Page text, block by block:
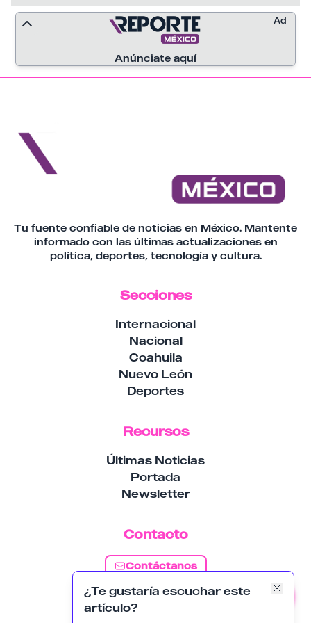
¿Te gustaría escuchar este
artículo?
protegiendo el medio ambiente y
promoviendo un futuro sustentable, con
Anúnciate aquí
Ad
Tu fuente confiable de noticias en México. Mantente
informado con las últimas actualizaciones en
política, deportes, tecnología y cultura.
Secciones
Internacional
Nacional
Coahuila
Nuevo León
Deportes
Recursos
Últimas Noticias
Portada
Newsletter
Contacto
Contáctanos